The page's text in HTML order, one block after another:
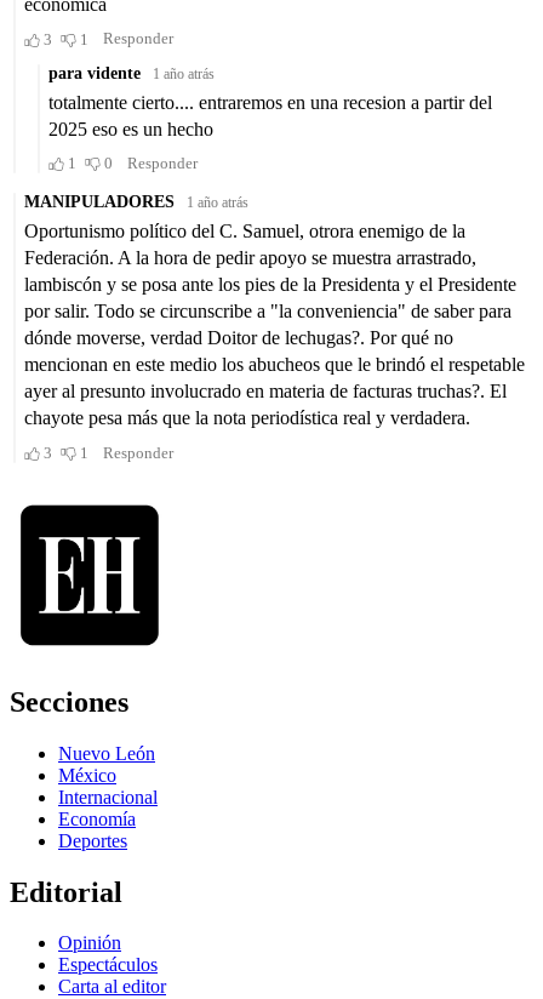
Secciones
Nuevo León
México
Internacional
Economía
Deportes
Editorial
Opinión
Espectáculos
Carta al editor